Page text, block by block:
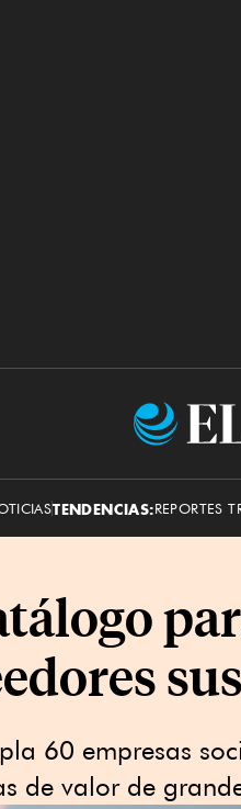
TENDENCIAS:REPORTES
60 empresas
de valor de